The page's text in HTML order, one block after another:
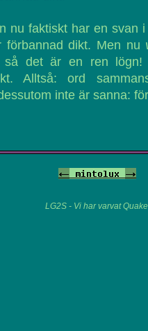
nu faktiskt har en svan
förbannad dikt. Men nu
så det är en ren lögn!
Alltså: ord
inte är sanna:
<- mintolux ->
LG2S - Vi har varvat